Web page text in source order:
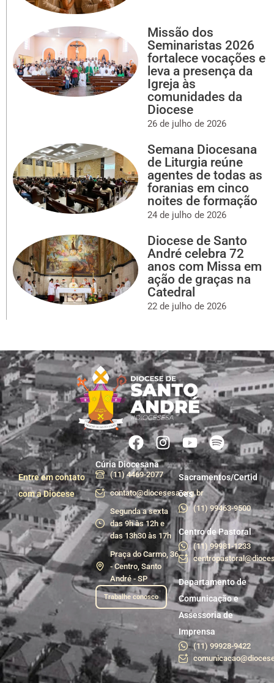
Missão dos
Seminaristas 2026
fortalece vocações e
leva a presença da
Igreja às
comunidades da
Diocese
26 de julho de 2026
Semana Diocesana
de Liturgia reúne
agentes de todas as
foranias em cinco
noites de formação
24 de julho de 2026
Diocese de Santo
André celebra 72
anos com Missa em
ação de graças na
Catedral
22 de julho de 2026
Entre em contato
com a Diocese
Cúria Diocesana
(11) 4469-2077
contato@diocesesa.org.br
Segunda a sexta
das 9h às 12h e
das 13h30 às 17h
Praça do Carmo, 36
- Centro, Santo
André - SP
Trabalhe conosco
Sacramentos/Certid
ões
(11) 99463-9500
Centro de Pastoral
(11) 99981-1233
Departamento de
Comunicação e
Assessoria de
Imprensa
(11) 99928-9422